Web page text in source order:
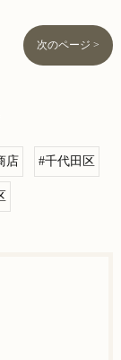
次のページ >
店 #千代田区